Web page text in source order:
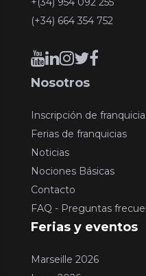
(+34) 664 354 752
Nosotros
Inscripción de
Ferias de franquicias
Noticias
Nociones Básicas
Contacto
FAQ - Preguntas
Ferias y eventos
Marseille 2026